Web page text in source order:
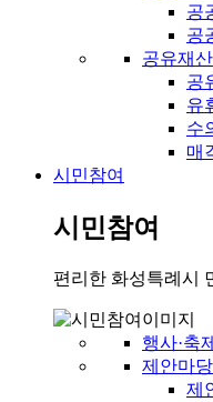
공
공
공유재
공
유
수
매
시민참여
시민참여
편리한 화성특례시
행사·축제
제안마당
제